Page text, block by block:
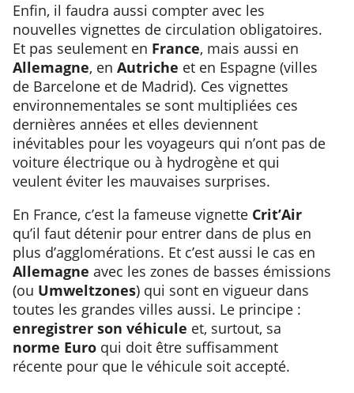
Enfin, il faudra aussi compter avec les
nouvelles vignettes de circulation obligatoires.
Et pas seulement en France, mais aussi en
Allemagne, en Autriche et en Espagne (villes
de Barcelone et de Madrid). Ces vignettes
environnementales se sont multipliées ces
dernières années et elles deviennent
inévitables pour les voyageurs qui n’ont pas de
voiture électrique ou à hydrogène et qui
veulent éviter les mauvaises surprises.
En France, c’est la fameuse vignette Crit’Air
qu’il faut détenir pour entrer dans de plus en
plus d’agglomérations. Et c’est aussi le cas en
Allemagne avec les zones de basses émissions
(ou Umweltzones) qui sont en vigueur dans
toutes les grandes villes aussi. Le principe :
enregistrer son véhicule et, surtout, sa
norme Euro qui doit être suffisamment
récente pour que le véhicule soit accepté.